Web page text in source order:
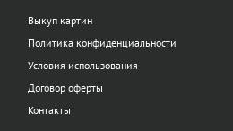
процесса. Мебель из категории
с учётом этих требований и
место на нужном уровне.
Столы, стулья?
Выкуп картин
Политика конфиденциальности
Условия использования
Договор оферты
Контакты